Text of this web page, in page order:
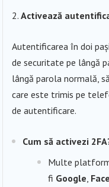
Activează
Autentificarea în doi
de securitate pe lângă
lângă parola normală,
care este trimis pe
de autentificare.
Cum să activezi
Multe
fi Google